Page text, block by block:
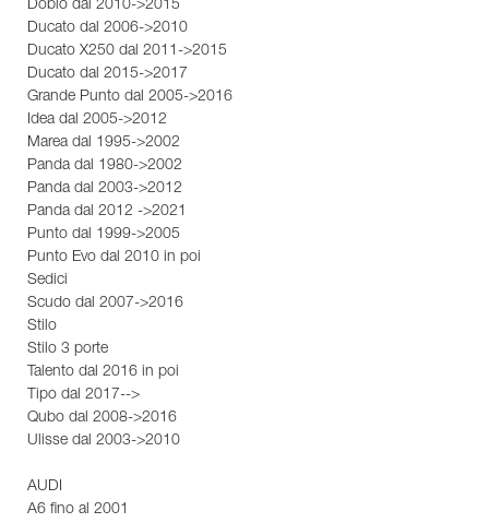
Doblò dal 2010->2015
Ducato dal 2006->2010
Ducato X250 dal 2011->2015
Ducato dal 2015->2017
Grande Punto dal 2005->2016
Idea dal 2005->2012
Marea dal 1995->2002
Panda dal 1980->2002
Panda dal 2003->2012
Panda dal 2012 ->2021
Punto dal 1999->2005
Punto Evo dal 2010 in poi
Sedici
Scudo dal 2007->2016
Stilo
Stilo 3 porte
Talento dal 2016 in poi
Tipo dal 2017-->
Qubo dal 2008->2016
Ulisse dal 2003->2010
AUDI
A6 fino al 2001